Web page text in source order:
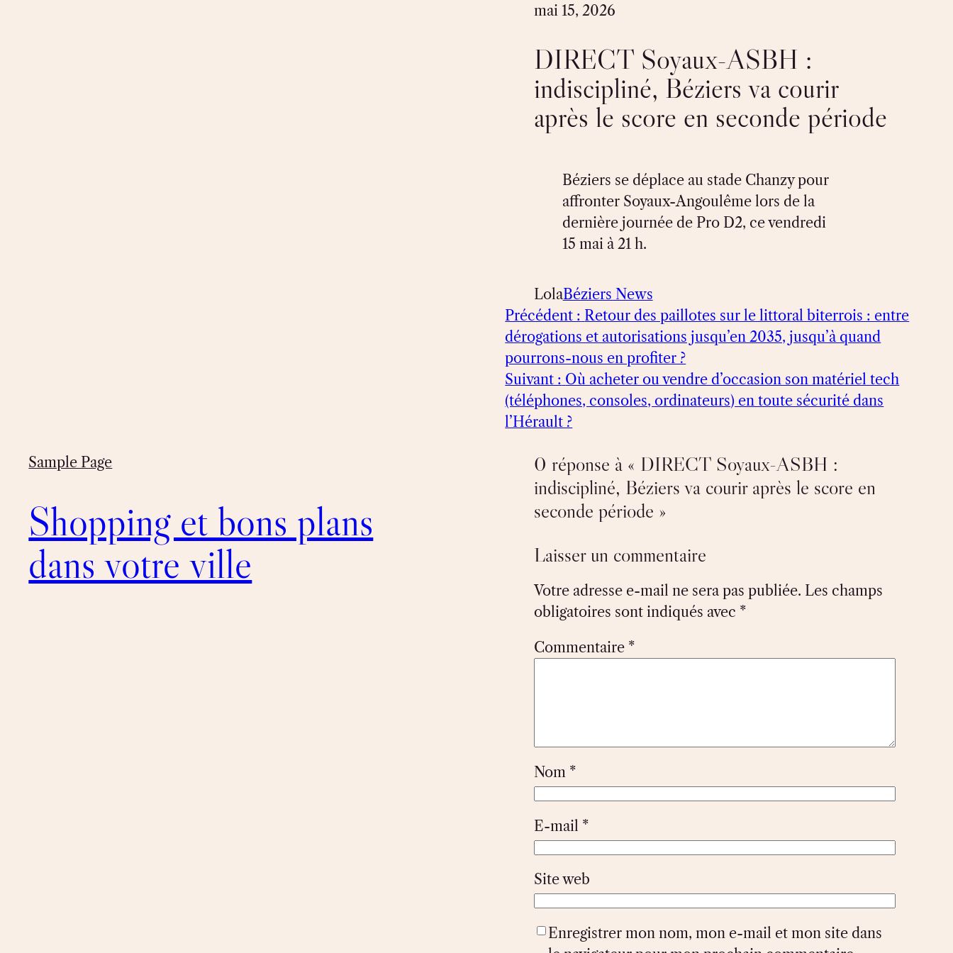
Sample Page
Shopping et bons plans
dans votre ville
mai 15, 2026
DIRECT Soyaux-ASBH :
indiscipliné, Béziers va courir
après le score en seconde période
Béziers se déplace au stade Chanzy pour
affronter Soyaux-Angoulême lors de la
dernière journée de Pro D2, ce vendredi
15 mai à 21 h.
LolaBéziers News
Précédent : Retour des paillotes sur le littoral biterrois : entre
dérogations et autorisations jusqu’en 2035, jusqu’à quand
pourrons-nous en profiter ?
Suivant : Où acheter ou vendre d’occasion son matériel tech
(téléphones, consoles, ordinateurs) en toute sécurité dans
l’Hérault ?
0 réponse à « DIRECT Soyaux-ASBH :
indiscipliné, Béziers va courir après le score en
seconde période »
Laisser un commentaire
Votre adresse e-mail ne sera pas publiée. Les champs
obligatoires sont indiqués avec *
Commentaire *
Nom *
E-mail *
Site web
Enregistrer mon nom, mon e-mail et mon site dans